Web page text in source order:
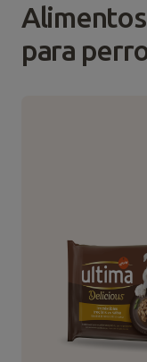
para